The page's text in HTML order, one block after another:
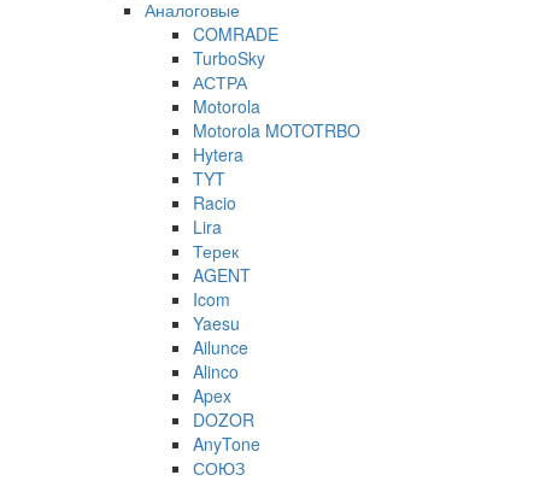
Аналоговые
COMRADE
TurboSky
АСТРА
Motorola
Motorola MOTOTRBO
Hytera
TYT
Racio
Lira
Терек
AGENT
Icom
Yaesu
Ailunce
Alinco
Apex
DOZOR
AnyTone
СОЮЗ